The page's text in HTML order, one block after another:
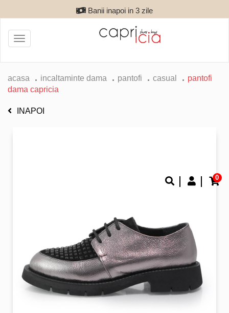
Banii inapoi in 3 zile
0
Toggle
navigation
acasa incaltaminte dama pantofi casual
pantofi
dama capricia
INAPOI